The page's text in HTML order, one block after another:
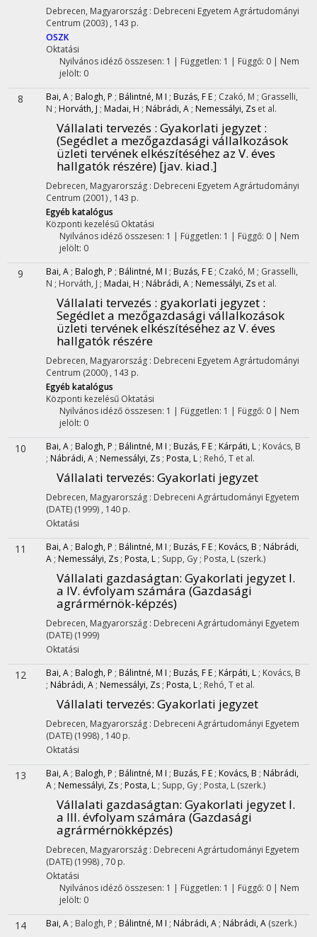
Debrecen, Magyarország : Debreceni Egyetem Agrártudományi
Centrum (2003) , 143 p.
OSZK
Oktatási
Nyilvános idéző összesen: 1 | Független: 1 | Függő: 0 | Nem
jelölt: 0
8 Bai, A ; Balogh, P ; Bálintné, M I ; Buzás, F E ; Czakó, M ; Grasselli,
N ; Horváth, J ; Madai, H ; Nábrádi, A ; Nemessályi, Zs et al.
Vállalati tervezés : Gyakorlati jegyzet :
(Segédlet a mezőgazdasági vállalkozások
üzleti tervének elkészítéséhez az V. éves
hallgatók részére) [jav. kiad.]
Debrecen, Magyarország : Debreceni Egyetem Agrártudományi
Centrum (2001) , 143 p.
Egyéb katalógus
Központi kezelésű Oktatási
Nyilvános idéző összesen: 1 | Független: 1 | Függő: 0 | Nem
jelölt: 0
9 Bai, A ; Balogh, P ; Bálintné, M I ; Buzás, F E ; Czakó, M ; Grasselli,
N ; Horváth, J ; Madai, H ; Nábrádi, A ; Nemessályi, Zs et al.
Vállalati tervezés : gyakorlati jegyzet :
Segédlet a mezőgazdasági vállalkozások
üzleti tervének elkészítéséhez az V. éves
hallgatók részére
Debrecen, Magyarország : Debreceni Egyetem Agrártudományi
Centrum (2000) , 143 p.
Egyéb katalógus
Központi kezelésű Oktatási
Nyilvános idéző összesen: 1 | Független: 1 | Függő: 0 | Nem
jelölt: 0
10 Bai, A ; Balogh, P ; Bálintné, M I ; Buzás, F E ; Kárpáti, L ; Kovács, B
; Nábrádi, A ; Nemessályi, Zs ; Posta, L ; Rehó, T et al.
Vállalati tervezés: Gyakorlati jegyzet
Debrecen, Magyarország : Debreceni Agrártudományi Egyetem
(DATE) (1999) , 140 p.
Oktatási
11 Bai, A ; Balogh, P ; Bálintné, M I ; Buzás, F E ; Kovács, B ; Nábrádi,
A ; Nemessályi, Zs ; Posta, L ; Supp, Gy ; Posta, L (szerk.)
Vállalati gazdaságtan: Gyakorlati jegyzet I.
a IV. évfolyam számára (Gazdasági
agrármérnök-képzés)
Debrecen, Magyarország : Debreceni Agrártudományi Egyetem
(DATE) (1999)
Oktatási
12 Bai, A ; Balogh, P ; Bálintné, M I ; Buzás, F E ; Kárpáti, L ; Kovács, B
; Nábrádi, A ; Nemessályi, Zs ; Posta, L ; Rehó, T et al.
Vállalati tervezés: Gyakorlati jegyzet
Debrecen, Magyarország : Debreceni Agrártudományi Egyetem
(DATE) (1998) , 140 p.
Oktatási
13 Bai, A ; Balogh, P ; Bálintné, M I ; Buzás, F E ; Kovács, B ; Nábrádi,
A ; Nemessályi, Zs ; Posta, L ; Supp, Gy ; Posta, L (szerk.)
Vállalati gazdaságtan: Gyakorlati jegyzet I.
a III. évfolyam számára (Gazdasági
agrármérnökképzés)
Debrecen, Magyarország : Debreceni Agrártudományi Egyetem
(DATE) (1998) , 70 p.
Oktatási
Nyilvános idéző összesen: 1 | Független: 1 | Függő: 0 | Nem
jelölt: 0
14 Bai, A ; Balogh, P ; Bálintné, M I ; Nábrádi, A ; Nábrádi, A (szerk.)